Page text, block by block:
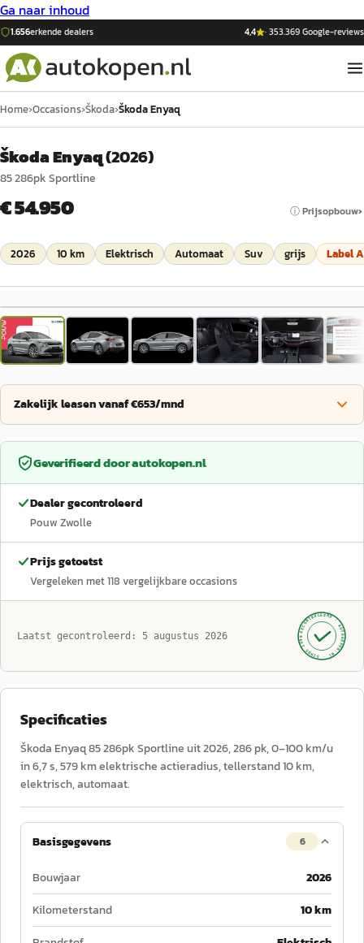
Ga naar inhoud
1.656erkende dealers 4,4 ·353.369Google-reviews
Home›Occasions›Škoda›Škoda Enyaq
Škoda Enyaq(2026)
85 286pk Sportline
€ 54.950 ⓘ Prijsopbouw
2026 10 km Elektrisch Automaat Suv grijs LabelA
1/7
Zakelijk leasen vanaf €653/mnd
Geverifieerd doorautokopen.nl
Dealer gecontroleerd
Pouw Zwolle
Prijs getoetst
Vergeleken met118 vergelijkbare occasions
Laatst gecontroleerd: 5 augustus 2026 GECONTROLEERD ·
AUTOKOPEN.NL
· SINDS 1999 ·
Specificaties
Škoda Enyaq 85 286pk Sportline uit 2026, 286 pk, 0–100 km/u
in 6,7 s, 579 km elektrische actieradius, tellerstand 10 km,
elektrisch, automaat.
Basisgegevens 6
Bouwjaar
2026
Kilometerstand
10 km